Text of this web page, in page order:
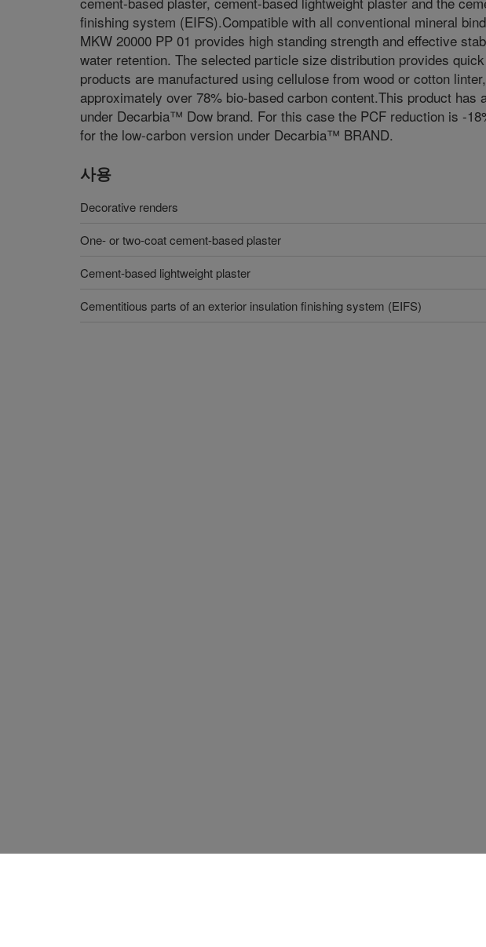
finishing system (EIFS).Compatible with all conventional mineral
MKW 20000 PP 01 provides high standing strength and effective
water retention. The selected particle size distribution provides
products are manufactured using cellulose from wood or cotton
approximately over 78% bio-based carbon content.This product
under Decarbia™ Dow brand. For this case the PCF reduction is -
for the low-carbon version under Decarbia™ BRAND.
사용
Decorative renders
One- or two-coat cement-based plaster
Cement-based lightweight plaster
Cementitious parts of an exterior insulation finishing system (EIFS)